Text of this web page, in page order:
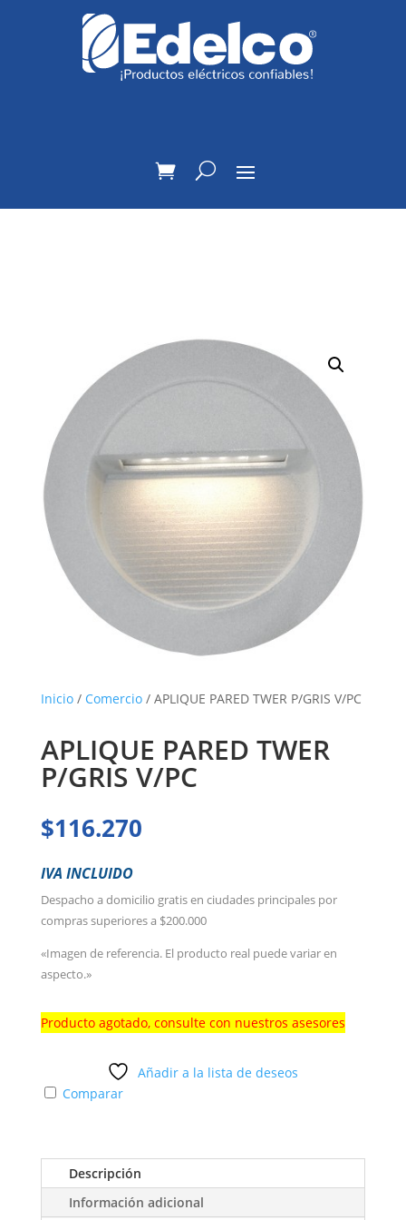
Inicio/ Comercio/ APLIQUE PARED TWER P/GRIS V/PC
APLIQUE PARED TWER
P/GRIS V/PC
$116.270
IVA INCLUIDO
Despacho a domicilio gratis en ciudades principales por
compras superiores a $200.000
«Imagen de referencia. El producto real puede variar en
aspecto.»
Producto agotado, consulte con nuestros asesores
Añadir a la lista de deseos
Comparar
Descripción
Información adicional